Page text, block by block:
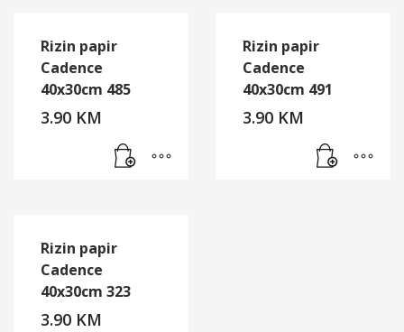
Rizin papir
Cadence
40x30cm 485
3.90 KM
Rizin papir
Cadence
40x30cm 491
3.90 KM
Rizin papir
Cadence
40x30cm 323
3.90 KM